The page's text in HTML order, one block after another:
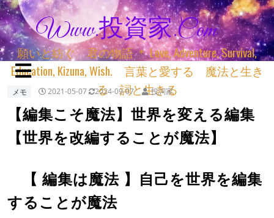
Www.投資家.com
願いと紡ぐ 君の物語 ＊ Love, Adventure, Survival,
Education, Kizuna, Wish. 言葉と愛する 魔法と生き
る 詞と生きる
メモ 2021-05-07 2024-09-07 投詞家
【編集こそ魔法】世界を変える編集
【世界を改編することが魔法】
【 編集は魔法 】自己を世界を編集
することが魔法